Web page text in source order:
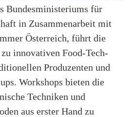
Bundesministeriums für
in Zusammenarbeit mit
Österreich, führt die
innovativen Food-Tech-
Produzenten und
Workshops bieten die
Techniken und
aus erster Hand zu